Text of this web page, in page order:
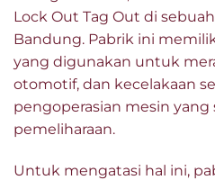
Lock Out Tag Out di
Bandung. Pabrik ini
yang digunakan untuk
otomotif, dan kecelakaan
pengoperasian mesin yang
pemeliharaan.
Untuk mengatasi hal ini,